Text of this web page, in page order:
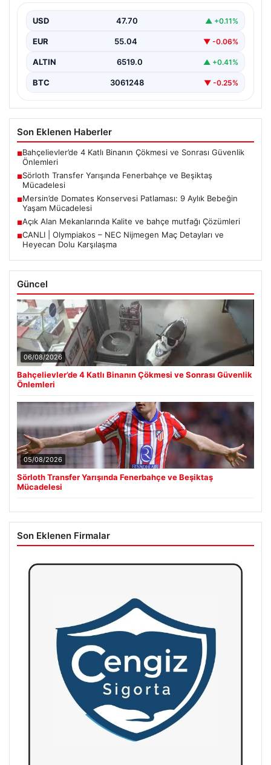
sahne olurken, Süper Lig’in iki büyük devi,…
USD 47.70 ▲ +0.11%
EUR 55.04 ▼ -0.06%
ALTIN 6519.0 ▲ +0.41%
BTC 3061248 ▼ -0.25%
Son Eklenen Haberler
■Bahçelievler’de 4 Katlı Binanın Çökmesi ve Sonrası Güvenlik
Önlemleri
■Sörloth Transfer Yarışında Fenerbahçe ve Beşiktaş
Mücadelesi
■Mersin’de Domates Konservesi Patlaması: 9 Aylık Bebeğin
Yaşam Mücadelesi
■Açık Alan Mekanlarında Kalite ve bahçe mutfağı Çözümleri
■CANLI | Olympiakos – NEC Nijmegen Maç Detayları ve
Heyecan Dolu Karşılaşma
Güncel
06/08/2026
Bahçelievler’de 4 Katlı Binanın Çökmesi ve Sonrası Güvenlik
Önlemleri
05/08/2026
Sörloth Transfer Yarışında Fenerbahçe ve Beşiktaş
Mücadelesi
Son Eklenen Firmalar